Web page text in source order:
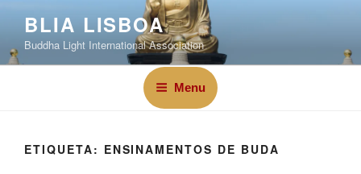
BLIA LISBOA
Buddha Light International Association
Menu
ETIQUETA: ENSINAMENTOS DE BUDA